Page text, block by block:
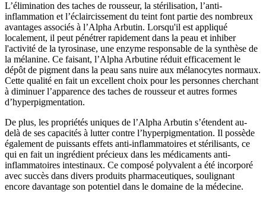
L’élimination des taches de rousseur, la stérilisation, l’anti-
inflammation et l’éclaircissement du teint font partie des nombreux
avantages associés à l’Alpha Arbutin. Lorsqu'il est appliqué
localement, il peut pénétrer rapidement dans la peau et inhiber
l'activité de la tyrosinase, une enzyme responsable de la synthèse de
la mélanine. Ce faisant, l’Alpha Arbutine réduit efficacement le
dépôt de pigment dans la peau sans nuire aux mélanocytes normaux.
Cette qualité en fait un excellent choix pour les personnes cherchant
à diminuer l’apparence des taches de rousseur et autres formes
d’hyperpigmentation.
De plus, les propriétés uniques de l’Alpha Arbutin s’étendent au-
delà de ses capacités à lutter contre l’hyperpigmentation. Il possède
également de puissants effets anti-inflammatoires et stérilisants, ce
qui en fait un ingrédient précieux dans les médicaments anti-
inflammatoires intestinaux. Ce composé polyvalent a été incorporé
avec succès dans divers produits pharmaceutiques, soulignant
encore davantage son potentiel dans le domaine de la médecine.